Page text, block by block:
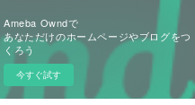
Ameba Owndで
あなただけのホームページやブログをつ
くろう
今すぐ試す